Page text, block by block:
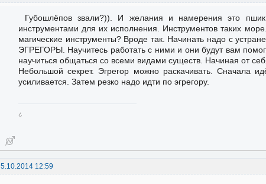
Губошлёпов звали?)). И желания и намерения это
инструментами для их исполнения. Инструментов таких
магические инструменты? Вроде так. Начинать надо с
ЭГРЕГОРЫ. Научитесь работать с ними и они будут вам
научиться общаться со всеми видами существ. Начиная от
Небольшой секрет. Эгрегор можно раскачивать. Сначала
усиливается. Затем резко надо идти по эгрегору.
¿
5.10.2014 12:59